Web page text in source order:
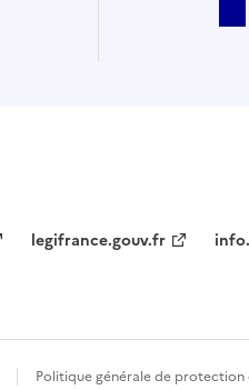
legifrance.gouv.fr
Politique générale de protection